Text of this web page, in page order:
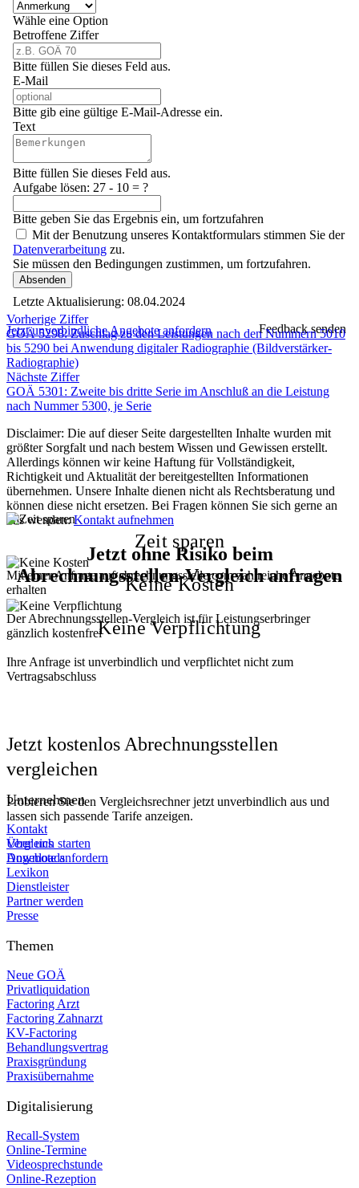
Wähle eine Option
Betroffene Ziffer
Bitte füllen Sie dieses Feld aus.
E-Mail
Bitte gib eine gültige E-Mail-Adresse ein.
Text
Bitte füllen Sie dieses Feld aus.
Aufgabe lösen: 27 - 10 = ?
Bitte geben Sie das Ergebnis ein, um fortzufahren
Mit der Benutzung unseres Kontaktformulars stimmen Sie der
Datenverarbeitung zu.
Sie müssen den Bedingungen zustimmen, um fortzufahren.
Absenden
Letzte Aktualisierung: 08.04.2024
Feedback senden
Jetzt unverbindliche Angebote anfordern
Vorherige Ziffer
GOÄ 5298: Zuschlag zu den Leistungen nach den Nummern 5010
bis 5290 bei Anwendung digitaler Radiographie (Bildverstärker-
Radiographie)
Nächste Ziffer
GOÄ 5301: Zweite bis dritte Serie im Anschluß an die Leistung
nach Nummer 5300, je Serie
Disclaimer: Die auf dieser Seite dargestellten Inhalte wurden mit
größter Sorgfalt und nach bestem Wissen und Gewissen erstellt.
Allerdings können wir keine Haftung für Vollständigkeit,
Richtigkeit und Aktualität der bereitgestellten Informationen
übernehmen. Unsere Inhalte dienen nicht als Rechtsberatung und
können diese nicht ersetzen. Bei Fragen können Sie sich gerne an
uns wenden:Kontakt aufnehmen
Jetzt ohne Risiko beim
Abrechnungsstellen-Vergleich anfragen
Zeit sparen
Mit einer Anfrage auf abrechnungsstelle.com zahlreiche Angebote
erhalten
Keine Kosten
Der Abrechnungsstellen-Vergleich ist für Leistungserbringer
gänzlich kostenfreiKeine Verpflichtung
Ihre Anfrage ist unverbindlich und verpflichtet nicht zum
Vertragsabschluss
Jetzt kostenlos Abrechnungsstellen
vergleichen
Probieren Sie den Vergleichsrechner jetzt unverbindlich aus und
lassen sich passende Tarife anzeigen.
Vergleich starten
Angebote anfordern
Unternehmen
Kontakt
Über uns
Downloads
Lexikon
Dienstleister
Partner werden
Presse
Themen
Neue GOÄ
Privatliquidation
Factoring Arzt
Factoring Zahnarzt
KV-Factoring
Behandlungsvertrag
Praxisgründung
Praxisübernahme
Digitalisierung
Recall-System
Online-Termine
Videosprechstunde
Online-Rezeption